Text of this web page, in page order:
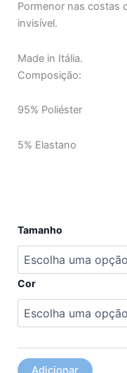
Pormenor nas costas
invisível.
Made in Itália.
Composição:
95% Poliéster
5% Elastano
Tamanho
Cor
Quantidade
Vestido
Ema
Adicionar